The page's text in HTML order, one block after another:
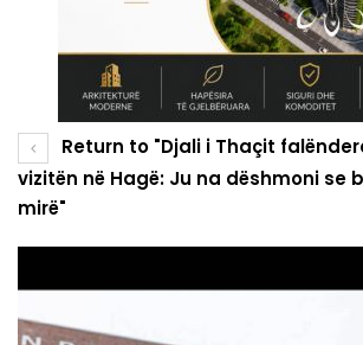
Return to "Djali i Thaçit
vizitën në Hagë: Ju na dëshmoni se
mirë"